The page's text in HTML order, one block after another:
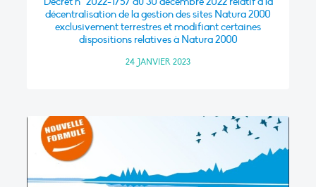
décentralisation de la gestion des sites Natura 2000
exclusivement terrestres et modifiant certaines
dispositions relatives à Natura 2000
24 JANVIER 2023